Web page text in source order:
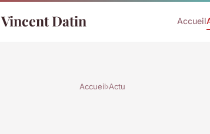
Vincent Datin Accueil
Accueil›Actu